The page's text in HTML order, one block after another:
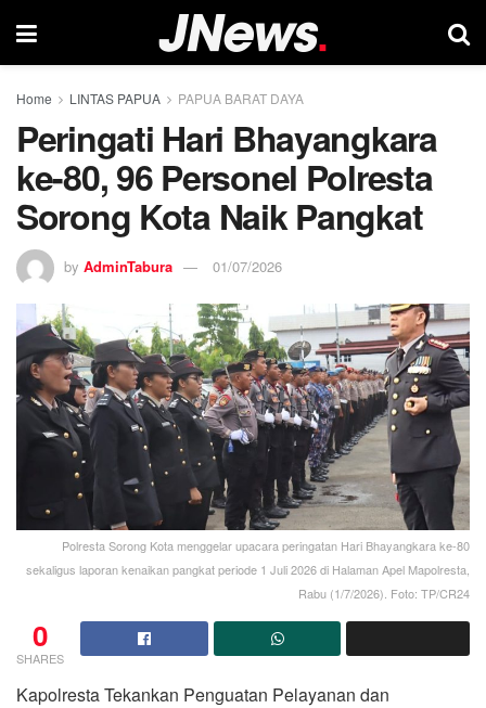
Home LINTAS PAPUA PAPUA BARAT DAYA
Peringati Hari Bhayangkara
ke-80, 96 Personel Polresta
Sorong Kota Naik Pangkat
by AdminTabura 01/07/2026
Polresta Sorong Kota menggelar upacara peringatan Hari Bhayangkara ke-80
sekaligus laporan kenaikan pangkat periode 1 Juli 2026 di Halaman Apel Mapolresta,
Rabu (1/7/2026). Foto: TP/CR24
0
SHARES
Kapolresta Tekankan Penguatan Pelayanan dan